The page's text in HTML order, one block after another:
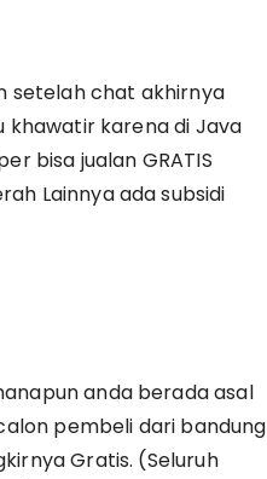
setelah chat akhirnya
khawatir karena di Java
bisa jualan GRATIS
Lainnya ada subsidi
anda berada asal
pembeli dari bandung
Gratis. (Seluruh